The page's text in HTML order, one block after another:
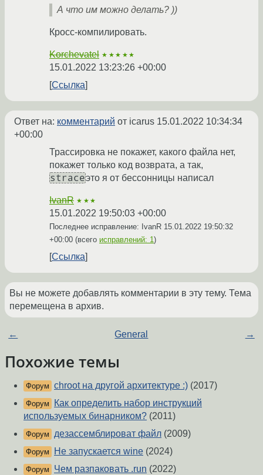
А что им можно делать? ))
Кросс-компилировать.
Korchevatel ★★★★★
15.01.2022 13:23:26 +00:00
Ссылка
Ответ на: комментарий от icarus 15.01.2022 10:34:34
+00:00
Трассировка не покажет, какого файла нет,
покажет только код возврата, а так,
straceэто я от бессонницы написал
IvanR ★★★
15.01.2022 19:50:03 +00:00
Последнее исправление: IvanR 15.01.2022 19:50:32
+00:00 (всего исправлений: 1)
Ссылка
Вы не можете добавлять комментарии в эту тему. Тема
перемещена в архив.
← General →
Похожие темы
Форум chroot на другой архитектуре :) (2017)
Форум
Как определить набор инструкций
используемых бинарником? (2011)
Форум дезассемблироват файл (2009)
Форум Не запускается wine (2024)
Форум Чем разпаковать .run (2022)